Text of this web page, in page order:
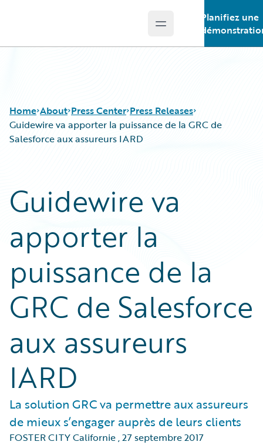
Open main menu
Planifiez une
Home About Press Center Press Releases
Guidewire va apporter la puissance de la GRC de
Salesforce aux assureurs IARD
Guidewire va
apporter la
puissance de la
GRC de Salesforce
aux assureurs
IARD
La solution GRC va permettre aux assureurs
de mieux s’engager auprès de leurs clients
FOSTER CITY Californie,27 septembre 2017